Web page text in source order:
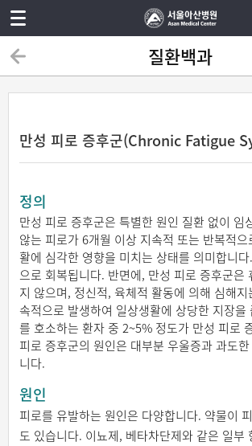
질환백과
만성 피로 증후군(Chronic Fatigue
정의
만성 피로 증후군은 특별한 원인 질환 없이 임
않는 피로가 6개월 이상 지속적 또는 반복적으
활에 심각한 영향을 미치는 상태를 의미합니
으로 회복됩니다. 반면에, 만성 피로 증후군은
지 않으며, 정신적, 육체적 활동에 의해 심해지
속적으로 발생하여 일상생활에 상당한 지장을
를 호소하는 환자 중 2~5% 정도가 만성 피로
피로 증후군의 원인은 대부분 우울증과 과도
니다.
원인
피로를 유발하는 원인은 다양합니다. 약물이
도 있습니다. 이뇨제, 베타차단제와 같은 일부